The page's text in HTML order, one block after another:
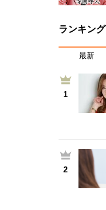
ランキング
最新
1
2